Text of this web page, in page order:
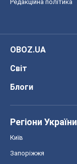
Редакційна політика
OBOZ.UA
Світ
Блоги
Регіони України
Київ
Запоріжжя